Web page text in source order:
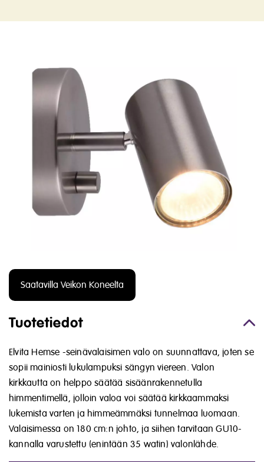
Saatavilla Veikon Koneelta
Tuotetiedot
Elvita Hemse -seinävalaisimen valo on suunnattava, joten se
sopii mainiosti lukulampuksi sängyn viereen. Valon
kirkkautta on helppo säätää sisäänrakennetulla
himmentimellä, jolloin valoa voi säätää kirkkaammaksi
lukemista varten ja himmeämmäksi tunnelmaa luomaan.
Valaisimessa on 180 cm:n johto, ja siihen tarvitaan GU10-
kannalla varustettu (enintään 35 watin) valonlähde.